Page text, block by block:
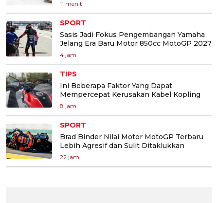
11 menit
SPORT
Sasis Jadi Fokus Pengembangan Yamaha
Jelang Era Baru Motor 850cc MotoGP 2027
4 jam
TIPS
Ini Beberapa Faktor Yang Dapat
Mempercepat Kerusakan Kabel Kopling
8 jam
SPORT
Brad Binder Nilai Motor MotoGP Terbaru
Lebih Agresif dan Sulit Ditaklukkan
22 jam